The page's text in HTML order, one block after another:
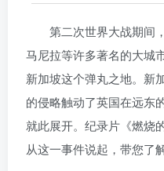
第二次世界大战期间
马尼拉等许多著名的大城
新加坡这个弹丸之地。新
的侵略触动了英国在远东
就此展开。纪录片《燃烧
从这一事件说起，带您了